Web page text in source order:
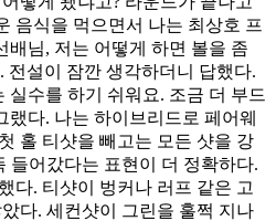
음식을 먹으면서 나는 최상호 프
배님, 저는 어떻게 하면 볼을 좀
전설이 잠깐 생각하더니 답했다.
실수를 하기 쉬워요. 조금 더 부드
랬다. 나는 하이브리드로 페어웨
홀 티샷을 빼고는 모든 샷을 강
들어갔다는 표현이 더 정확하다.
다. 티샷이 벙커나 러프 같은 고
다. 세컨샷이 그린을 훌쩍 지나